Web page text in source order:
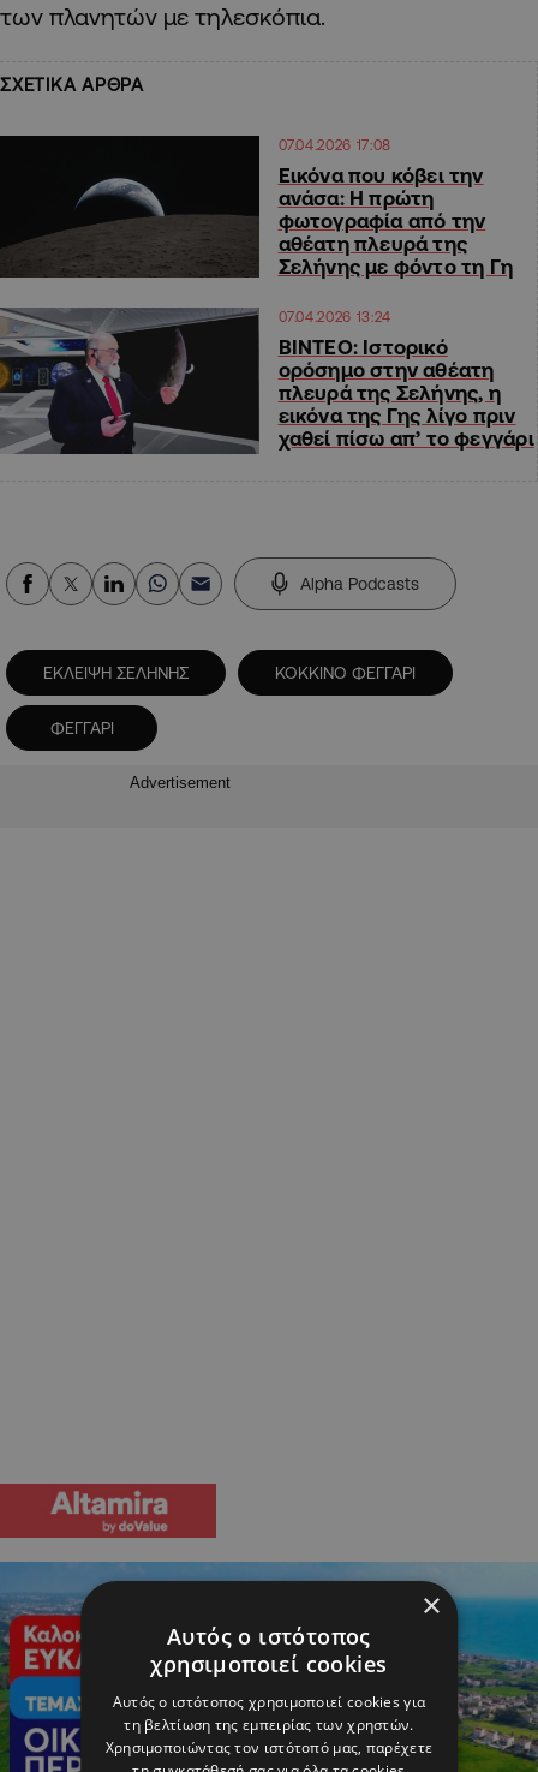
των πλανητών με τηλεσκόπια.
ΣΧΕΤΙΚΑ ΑΡΘΡΑ
07.04.2026 17:08
Εικόνα που κόβει την
ανάσα: Η πρώτη
φωτογραφία από την
αθέατη πλευρά της
Σελήνης με φόντο τη Γη
07.04.2026 13:24
ΒΙΝΤΕΟ: Ιστορικό
ορόσημο στην αθέατη
πλευρά της Σελήνης, η
εικόνα της Γης λίγο πριν
χαθεί πίσω απ’ το φεγγάρι
Alpha Podcasts
ΕΚΛΕΙΨΗ ΣΕΛΗΝΗΣ ΚΟΚΚΙΝΟ ΦΕΓΓΑΡΙ
ΦΕΓΓΑΡΙ
Advertisement
×
Αυτός ο ιστότοπος
χρησιμοποιεί cookies
Αυτός ο ιστότοπος χρησιμοποιεί cookies για
τη βελτίωση της εμπειρίας των χρηστών.
Χρησιμοποιώντας τον ιστότοπό μας, παρέχετε